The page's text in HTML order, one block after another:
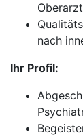
nach
Ihr Profil: